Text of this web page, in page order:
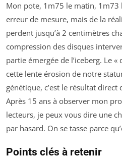
Mon pote, 1m75 le matin, 1m73
erreur de mesure, mais de la
perdent jusqu’à 2 centimètres
compression des disques
partie émergée de l’iceberg. Le
cette lente érosion de notre
génétique, c’est le résultat
Après 15 ans à observer mon
lecteurs, je peux vous dire une
par hasard. On se tasse parce
Points clés à retenir